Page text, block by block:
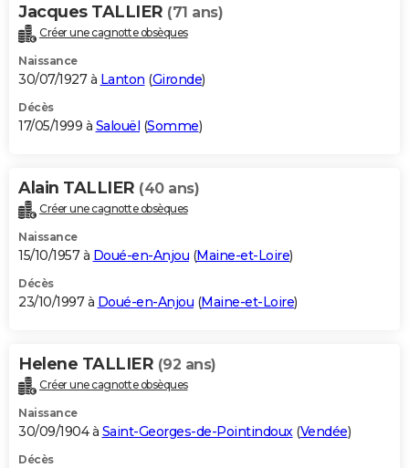
Jacques TALLIER (71 ans)
Créer une cagnotte obsèques
Naissance
30/07/1927 à Lanton (Gironde)
Décès
17/05/1999 à Salouël (Somme)
Alain TALLIER (40 ans)
Créer une cagnotte obsèques
Naissance
15/10/1957 à Doué-en-Anjou (Maine-et-Loire)
Décès
23/10/1997 à Doué-en-Anjou (Maine-et-Loire)
Helene TALLIER (92 ans)
Créer une cagnotte obsèques
Naissance
30/09/1904 à Saint-Georges-de-Pointindoux(Vendée)
Décès